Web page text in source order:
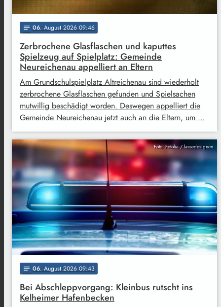
notes 06. August 2026 09:46
Zerbrochene Glasflaschen und kaputtes
Spielzeug auf Spielplatz: Gemeinde
Neureichenau appelliert an Eltern
Am Grundschulspielplatz Altreichenau sind wiederholt
zerbrochene Glasflaschen gefunden und Spielsachen
mutwillig beschädigt worden. Deswegen appelliert die
Gemeinde Neureichenau jetzt auch an die Eltern, um …
Foto: Fotolia / lassedesignen
notes 06. August 2026 09:43
Bei Abschleppvorgang: Kleinbus rutscht ins
Kelheimer Hafenbecken